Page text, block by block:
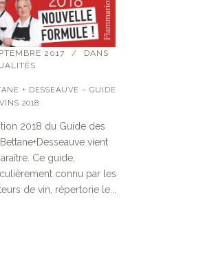
2017
DANS
+ DESSEAUVE – GUIDE
2018
2018 du Guide des
vient
Ce guide,
connu par les
de vin, répertorie le...